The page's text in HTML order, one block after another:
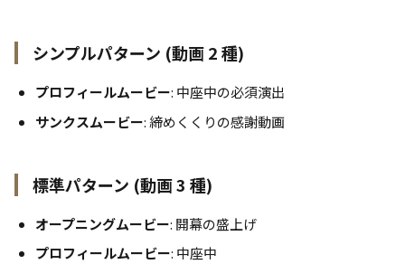
シンプルパターン (動画 2 種)
プロフィールムービー: 中座中の必須演出
サンクスムービー: 締めくくりの感謝動画
標準パターン (動画 3 種)
オープニングムービー: 開幕の盛上げ
プロフィールムービー: 中座中